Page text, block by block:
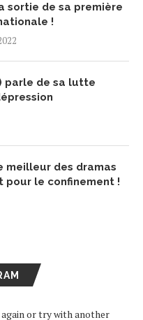
sortie de sa première
!
parle de sa lutte
meilleur des dramas
pour le confinement !
again or try with another